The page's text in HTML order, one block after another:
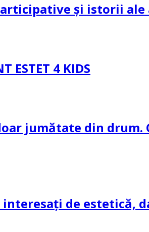
și istorii
4 KIDS
jumătate din drum.
interesați de estetică,